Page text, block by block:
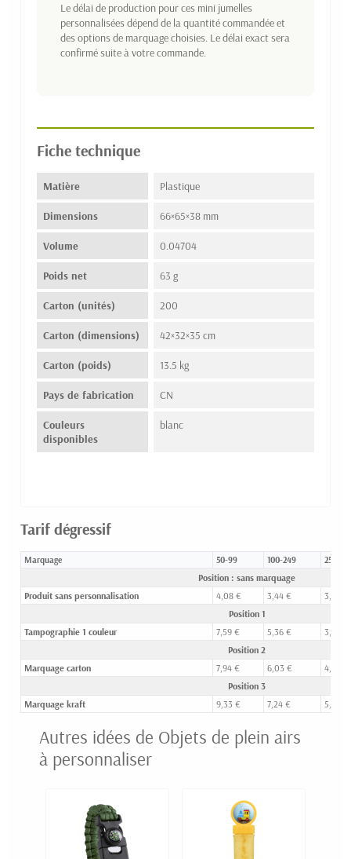
Le délai de production pour ces mini jumelles
personnalisées dépend de la quantité commandée et
des options de marquage choisies. Le délai exact sera
confirmé suite à votre commande.
Fiche technique
Matière Plastique
Dimensions 66×65×38 mm
Volume 0.04704
Poids net 63 g
Carton (unités) 200
Carton (dimensions) 42×32×35 cm
Carton (poids) 13.5 kg
Pays de fabrication CN
Couleurs
disponibles
blanc
Tarif dégressif
Marquage 50-99 100-249 250-
Position : sans marquage
Produit sans personnalisation
4,08 € 3,44 €
3,05 €
Position 1
Tampographie 1 couleur
7,59 € 5,36 €
3,93 €
Position 2
Marquage carton
7,94 € 6,03 €
4,88 €
Position 3
Marquage kraft
9,33 € 7,24 € 5,97 €
Autres idées de Objets de plein airs
à personnaliser